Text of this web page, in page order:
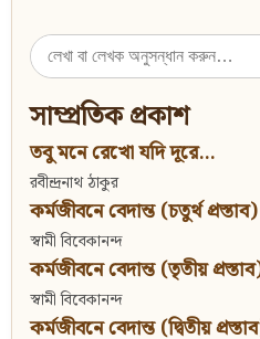
Search
for:
সাম্প্রতিক প্রকাশ
তবু মনে রেখো যদি দূরে...
রবীন্দ্রনাথ ঠাকুর
কর্মজীবনে বেদান্ত (চতুর্থ প্রস্তাব)
স্বামী বিবেকানন্দ
কর্মজীবনে বেদান্ত (তৃতীয়
স্বামী বিবেকানন্দ
কর্মজীবনে বেদান্ত (দ্বিতীয়